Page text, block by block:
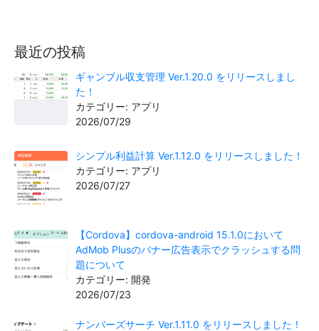
最近の投稿
ギャンブル収支管理 Ver.1.20.0 をリリースしまし
た！
カテゴリー: アプリ
2026/07/29
シンプル利益計算 Ver.1.12.0 をリリースしました！
カテゴリー: アプリ
2026/07/27
【Cordova】cordova-android 15.1.0において
AdMob Plusのバナー広告表示でクラッシュする問
題について
カテゴリー: 開発
2026/07/23
ナンバーズサーチ Ver.1.11.0 をリリースしました！